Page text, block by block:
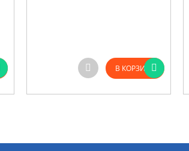
В КОРЗИНУ